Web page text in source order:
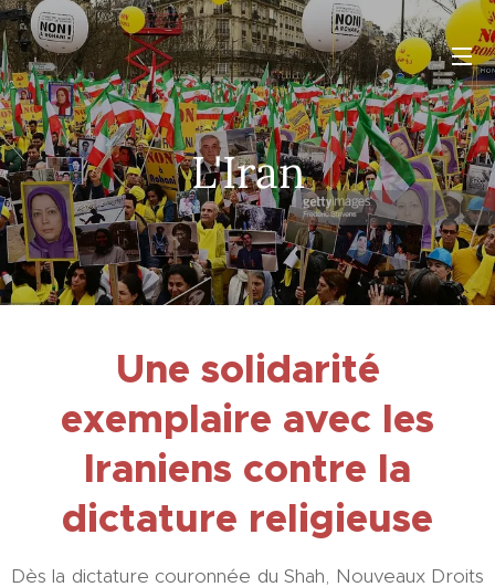
L'Iran
Une solidarité
exemplaire avec les
Iraniens contre la
dictature religieuse
Dès la dictature couronnée du Shah, Nouveaux Droits